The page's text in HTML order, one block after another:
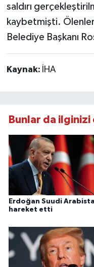
saldırı
kaybetmişti.
Belediye Başkanı
Kaynak: İHA
Bunlar da
Erdoğan Suudi
hareket etti